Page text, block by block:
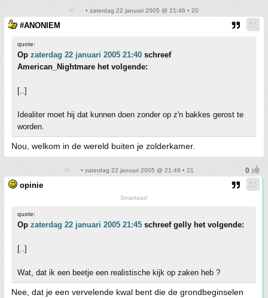
• zaterdag 22 januari 2005 @ 21:46 • 20
#ANONIEM
quote:
Op zaterdag 22 januari 2005 21:40 schreef
American_Nightmare het volgende:
[..]
Idealiter moet hij dat kunnen doen zonder op z'n bakkes gerost te
worden.
Nou, welkom in de wereld buiten je zolderkamer.
• zaterdag 22 januari 2005 @ 21:48 • 21
opinie
Smartass!
quote:
Op zaterdag 22 januari 2005 21:45 schreef gelly het volgende:
[..]
Wat, dat ik een beetje een realistische kijk op zaken heb ?
Nee, dat je een vervelende kwal bent die de grondbeginselen